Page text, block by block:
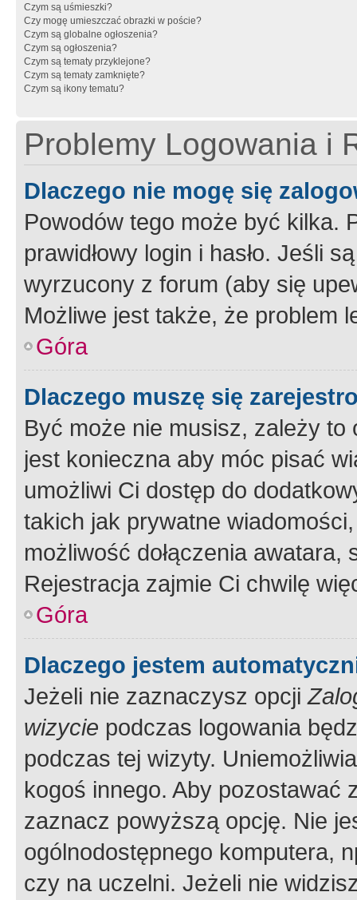
Czym są uśmieszki?
Czy mogę umieszczać obrazki w poście?
Czym są globalne ogłoszenia?
Czym są ogłoszenia?
Czym są tematy przyklejone?
Czym są tematy zamknięte?
Czym są ikony tematu?
Problemy Logowania i
Dlaczego nie mogę się
Powodów tego może być kilka.
prawidłowy login i hasło. Jeśli
wyrzucony z forum (aby się
Możliwe jest także, że problem
Góra
Dlaczego muszę się
Być może nie musisz, zależy
jest konieczna aby móc pisać
umożliwi Ci dostęp do
takich jak prywatne
możliwość dołączenia
Rejestracja zajmie Ci chwilę
Góra
Dlaczego jestem
Jeżeli nie zaznaczysz opcji
wizycie podczas logowania
podczas tej wizyty.
kogoś innego. Aby pozostawać
zaznacz powyższą opcję. Nie
ogólnodostępnego komputera,
czy na uczelni. Jeżeli nie